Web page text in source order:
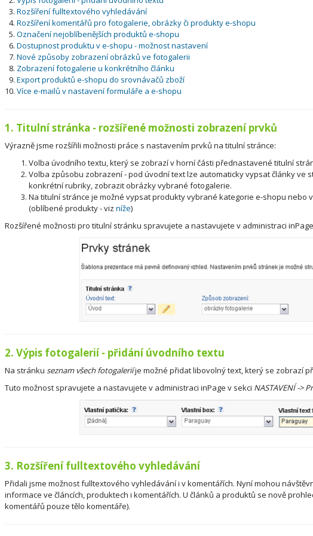
Rozšíření fulltextového vyhledávání
Rozšíření komentářů pro fotogalerie, obrázky či produkty e-shopu
Označení nejoblíbenějších produktů e-shopu
Dostupnost produktu v e-shopu - možnost nastavení
Nové způsoby zobrazení obrázků ve fotogalerii
Zobrazení fotogalerie u konkrétního článku
Export produktů e-shopu do srovnávačů zboží
Více e-mailů v nastavení formuláře a e-shopu
1. Titulní stránka - rozšířené možnosti zobrazení prvků
Výrazně jsme rozšířili možnosti práce s nastavením prvků na titulní stránce:
Volba úvodního textu, který se zobrazí v horní části přednastavené titulní
Volba způsobu zobrazení - pod úvodní text lze automaticky vypsat články ve
konkrétní rubriky, zobrazit obrázky vybrané fotogalerie.
Na titulní stránce je možné vypsat produkty vybrané kategorie e-shopu nebo
(oblíbené produkty - viz níže)
Rozšířené možnosti pro titulní stránku spravujete a nastavujete v administraci
2. Výpis fotogalerií - přidání úvodního textu
Na stránku seznam všech fotogaleriíje možné přidat libovolný text, který se zobrazí
Tuto možnost spravujete a nastavujete v administraci inPage v sekci NASTAVENÍ ->
3. Rozšíření fulltextového vyhledávání
Přidali jsme možnost fulltextového vyhledávání i v komentářích. Nyní mohou
informace ve článcích, produktech i komentářích. U článků a produktů se nově
komentářů pouze tělo komentáře).